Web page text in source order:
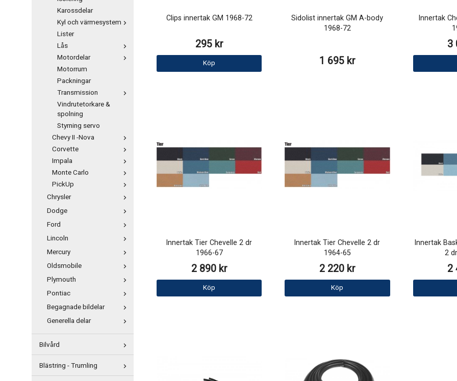
Karossdelar
Kyl och värmesystem
Lister
Lås
Motordelar
Motorrum
Packningar
Transmission
Vindrutetorkare &
spolning
Styrning servo
Chevy II -Nova
Corvette
Impala
Monte Carlo
PickUp
Chrysler
Dodge
Ford
Lincoln
Mercury
Oldsmobile
Plymouth
Pontiac
Begagnade bildelar
Generella delar
Bilvård
Blästring - Trumling
Clips innertak GM 1968-72
295 kr
Köp
Sidolist innertak GM A-body
1968-72
1 695 kr
Innertak
3
Innertak Tier Chevelle 2 dr
1966-67
2 890 kr
Köp
Innertak Tier Chevelle 2 dr
1964-65
2 220 kr
Köp
Innertak
2
2